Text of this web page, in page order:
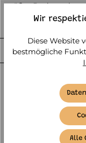
süßes Design mit
HERSTELLER
WEITERE
Wir
Diese Website
bestmögliche
Alle